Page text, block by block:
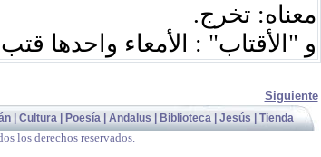
معناه: تخرج.
و " الأقتاب" : الأمعاء واحدها
Siguiente
| Cultura| Poesía| Andalus Biblioteca| Jesús Tienda
los derechos reservados.